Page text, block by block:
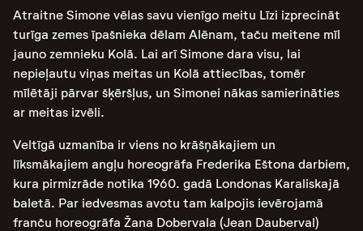
Atraitne Simone vēlas savu vienīgo meitu Līzi izprecināt
turīga zemes īpašnieka dēlam Alēnam, taču meitene mīl
jauno zemnieku Kolā. Lai arī Simone dara visu, lai
nepieļautu viņas meitas un Kolā attiecības, tomēr
mīlētāji pārvar šķēršļus, un Simonei nākas samierināties
ar meitas izvēli.
Veltīgā uzmanība ir viens no krāšņākajiem un
līksmākajiem angļu horeogrāfa Frederika Eštona darbiem,
kura pirmizrāde notika 1960. gadā Londonas Karaliskajā
baletā. Par iedvesmas avotu tam kalpojis ievērojamā
franču horeogrāfa Žana Dobervala (Jean Dauberval)